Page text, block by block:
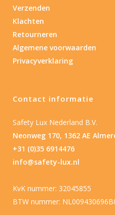
Verzenden
Klachten
Retourneren
Algemene voorwaarden
Privacyverklaring
Contact informatie
Safety Lux Nederland B.V.
Neonweg 170, 1362 AE
+31 (0)35 6914476
info@safety-lux.nl
KvK nummer: 32045855
BTW nummer: